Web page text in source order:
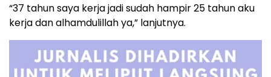
“37 tahun saya kerja jadi sudah hampir 25 tahun aku
kerja dan alhamdulillah ya,” lanjutnya.